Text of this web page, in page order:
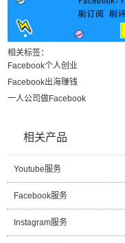
相关标签：
Facebook个人创业
Facebook出海赚钱
一人公司做Facebook
相关产品
Youtube服务
Facebook服务
Instagram服务